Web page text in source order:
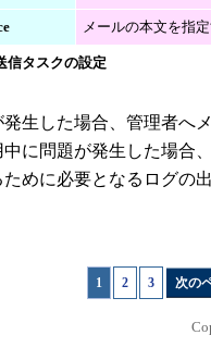
メールの本文を指
タスクの設定
生した場合、管理者へ
に問題が発生した場合
めに必要となるログの
1 2 3 次の